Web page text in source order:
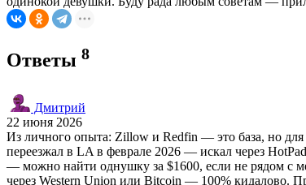
Ответы 8
Дмитрий
22 июня 2026
Из личного опыта: Zillow и Redfin — это база, но
переезжал в LA в феврале 2026 — искал через
— можно найти однушку за $1600, если не рядом с
через Western Union или Bitcoin — 100% кидалово.